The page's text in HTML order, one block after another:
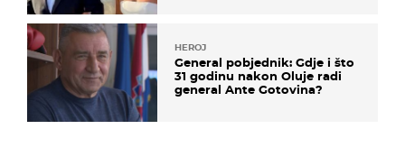
HEROJ
General pobjednik: Gdje i što
31 godinu nakon Oluje radi
general Ante Gotovina?